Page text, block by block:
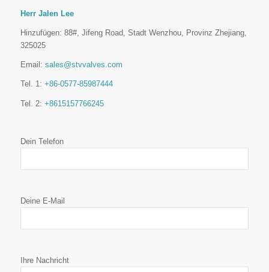
Herr Jalen Lee
Hinzufügen: 88#, Jifeng Road, Stadt Wenzhou, Provinz Zhejiang,
325025
Email: sales@stvvalves.com
Tel. 1: +86-0577-85987444
Tel. 2: +8615157766245
Dein Telefon
Deine E-Mail
Ihre Nachricht